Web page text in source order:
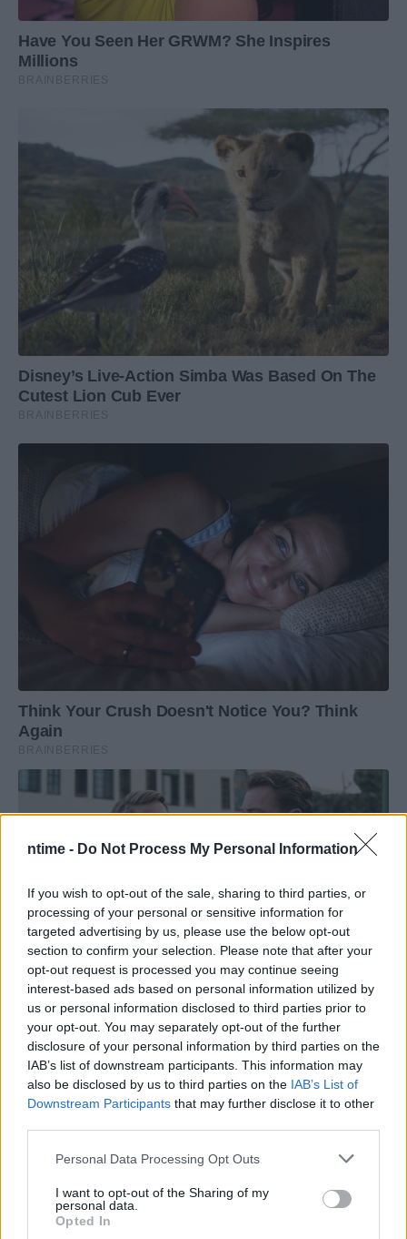
ntime - Do Not Process My Personal Information
If you wish to opt-out of the sale, sharing to third parties, or
processing of your personal or sensitive information for
targeted advertising by us, please use the below opt-out
section to confirm your selection. Please note that after your
opt-out request is processed you may continue seeing
interest-based ads based on personal information utilized by
us or personal information disclosed to third parties prior to
your opt-out. You may separately opt-out of the further
disclosure of your personal information by third parties on the
IAB’s list of downstream participants. This information may
also be disclosed by us to third parties on the IAB’s List of
Downstream Participants that may further disclose it to other
Personal Data Processing Opt Outs
I want to opt-out of the Sharing of my
personal data.
Opted In